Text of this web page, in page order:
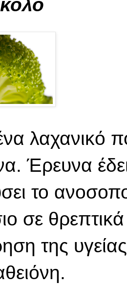
λαχανικό
Έρευνα
το
σε
της